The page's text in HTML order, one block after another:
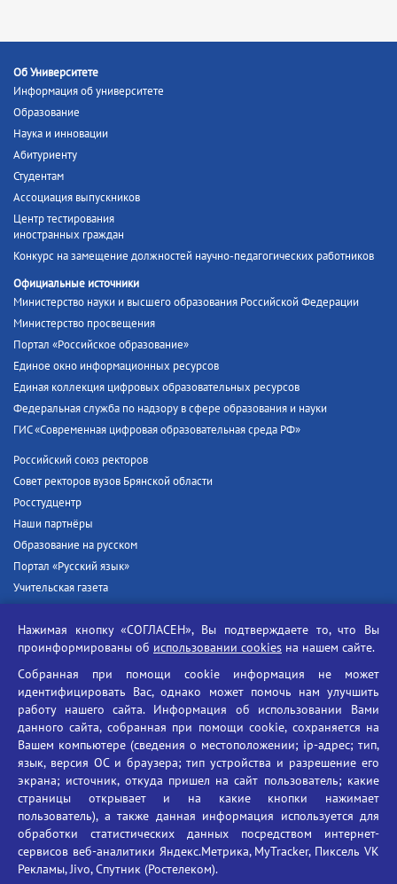
Об Университете
Информация об университете
Образование
Наука и инновации
Абитуриенту
Студентам
Ассоциация выпускников
Центр тестирования
иностранных граждан
Конкурс на замещение должностей научно-педагогических работников
Официальные источники
Министерство науки и высшего образования Российской Федерации
Министерство просвещения
Портал «Российское образование»
Единое окно информационных ресурсов
Единая коллекция цифровых образовательных ресурсов
Федеральная служба по надзору в сфере образования и науки
ГИС «Современная цифровая образовательная среда РФ»
Российский союз ректоров
Совет ректоров вузов Брянской области
Росстудцентр
Наши партнёры
Образование на русском
Портал «Русский язык»
Учительская газета
Единый портал государственных услуг
Противодействие угрозам информационной безопасности
Социальные ролики - Генеральная прокуратура РФ
Противодействие коррупции
БГУ против наркотиков
Брянский государственный университет
имени академика И.Г. Петровского
Время работы: пн-пт 09:00-18:00
E-mail: bryanskgu@mail.ru
Телефон: +7(4832)58-90-85
Нажимая кнопку «СОГЛАСЕН», Вы подтверждаете то, что Вы
проинформированы об использовании cookies на нашем сайте.
Собранная при помощи cookie информация не может
идентифицировать Вас, однако может помочь нам улучшить
работу нашего сайта. Информация об использовании Вами
данного сайта, собранная при помощи cookie, сохраняется на
Вашем компьютере (сведения о местоположении; ip-адрес; тип,
язык, версия ОС и браузера; тип устройства и разрешение его
экрана; источник, откуда пришел на сайт пользователь; какие
страницы открывает и на какие кнопки нажимает
пользователь), а также данная информация используется для
обработки статистических данных посредством интернет-
сервисов веб-аналитики Яндекс.Метрика, MyTracker, Пиксель VK
Рекламы, Jivo, Спутник (Ростелеком).